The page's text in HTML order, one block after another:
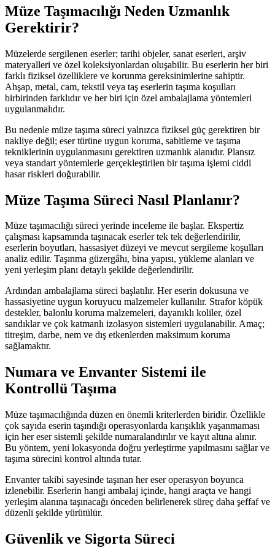
Müze Taşımacılığı Neden Uzmanlık
Gerektirir?
Müzelerde sergilenen eserler; tarihi objeler, sanat eserleri, arşiv
materyalleri ve özel koleksiyonlardan oluşabilir. Bu eserlerin her biri
farklı fiziksel özelliklere ve korunma gereksinimlerine sahiptir.
Ahşap, metal, cam, tekstil veya taş eserlerin taşıma koşulları
birbirinden farklıdır ve her biri için özel ambalajlama yöntemleri
uygulanmalıdır.
Bu nedenle müze taşıma süreci yalnızca fiziksel güç gerektiren bir
nakliye değil; eser türüne uygun koruma, sabitleme ve taşıma
tekniklerinin uygulanmasını gerektiren uzmanlık alanıdır. Plansız
veya standart yöntemlerle gerçekleştirilen bir taşıma işlemi ciddi
hasar riskleri doğurabilir.
Müze Taşıma Süreci Nasıl Planlanır?
Müze taşımacılığı süreci yerinde inceleme ile başlar. Ekspertiz
çalışması kapsamında taşınacak eserler tek tek değerlendirilir,
eserlerin boyutları, hassasiyet düzeyi ve mevcut sergileme koşulları
analiz edilir. Taşınma güzergâhı, bina yapısı, yükleme alanları ve
yeni yerleşim planı detaylı şekilde değerlendirilir.
Ardından ambalajlama süreci başlatılır. Her eserin dokusuna ve
hassasiyetine uygun koruyucu malzemeler kullanılır. Strafor köpük
destekler, balonlu koruma malzemeleri, dayanıklı koliler, özel
sandıklar ve çok katmanlı izolasyon sistemleri uygulanabilir. Amaç;
titreşim, darbe, nem ve dış etkenlerden maksimum koruma
sağlamaktır.
Numara ve Envanter Sistemi ile
Kontrollü Taşıma
Müze taşımacılığında düzen en önemli kriterlerden biridir. Özellikle
çok sayıda eserin taşındığı operasyonlarda karışıklık yaşanmaması
için her eser sistemli şekilde numaralandırılır ve kayıt altına alınır.
Bu yöntem, yeni lokasyonda doğru yerleştirme yapılmasını sağlar ve
taşıma sürecini kontrol altında tutar.
Envanter takibi sayesinde taşınan her eser operasyon boyunca
izlenebilir. Eserlerin hangi ambalaj içinde, hangi araçta ve hangi
yerleşim alanına taşınacağı önceden belirlenerek süreç daha şeffaf ve
düzenli şekilde yürütülür.
Güvenlik ve Sigorta Süreci